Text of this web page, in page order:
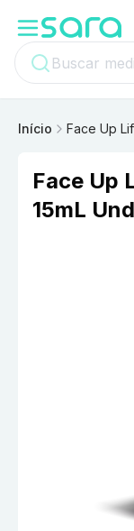
Início Face Up
Face Up
15mL